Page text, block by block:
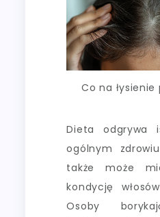
Co na
Dieta odgrywa
ogólnym
także może
kondycję
Osoby